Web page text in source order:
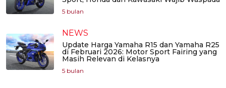
5 bulan
NEWS
Update Harga Yamaha R15 dan Yamaha R25
di Februari 2026: Motor Sport Fairing yang
Masih Relevan di Kelasnya
5 bulan